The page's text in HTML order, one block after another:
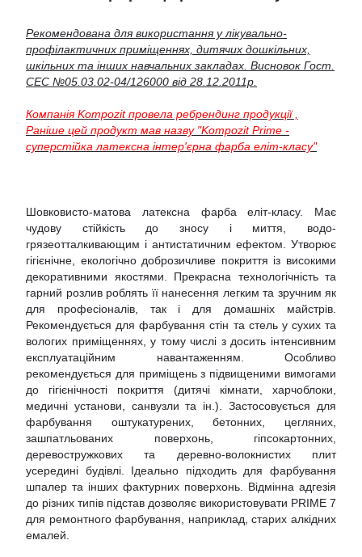
Рекомендована для використання у лікувально-
профілактичних приміщеннях, дитячих дошкільних,
шкільних та інших навчальних закладах. Висновок Гост.
СЕС №05.03.02-04/126000 від 28.12.2011р.
Компанія Kompozitпровела ребрендинг продукції ,
Раніше цей продукт мав назву "Kompozit Prime -
суперстійка латексна інтер'єрна фарба еліт-класу"
Шовковисто-матова латексна фарба еліт-класу. Має
чудову стійкість до зносу і миття, водо-
грязеотталкивающим і антистатичним ефектом. Утворює
гігієнічне, екологічно доброзичливе покриття із високими
декоративними якостями. Прекрасна технологічність та
гарний розлив роблять її нанесення легким та зручним як
для професіоналів, так і для домашніх майстрів.
Рекомендується для фарбування стін та стель у сухих та
вологих приміщеннях, у тому числі з досить інтенсивним
експлуатаційним навантаженням. Особливо
рекомендується для приміщень з підвищеними вимогами
до гігієнічності покриття (дитячі кімнати, харчоблоки,
медичні установи, санвузли та ін.). Застосовується для
фарбування оштукатурених, бетонних, цегляних,
зашпатльованих поверхонь, гіпсокартонних,
деревостружкових та деревно-волокнистих плит
усередині будівлі. Ідеально підходить для фарбування
шпалер та інших фактурних поверхонь. Відмінна адгезія
до різних типів підстав дозволяє використовувати PRIME 7
для ремонтного фарбування, наприклад, старих алкідних
емалей.